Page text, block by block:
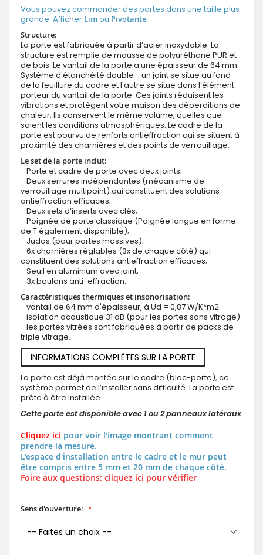
Vous pouvez commander des portes dans une taille plus
grande. Afficher Limou Pivotante
Structure:
La porte est fabriquée à partir d’acier inoxydable. La
structure est remplie de mousse de polyuréthane PUR et
de bois. Le vantail de la porte a une épaisseur de 64 mm.
Système d'étanchéité double - un joint se situe au fond
de la feuillure du cadre et l'autre se situe dans l’élément
porteur du vantail de la porte. Ces joints réduisent les
vibrations et protègent votre maison des déperditions de
chaleur. Ils conservent le même volume, quelles que
soient les conditions atmosphériques. Le cadre de la
porte est pourvu de renforts antieffraction qui se situent à
proximité des charnières et des points de verrouillage.
Le set de la porte inclut:
- Porte et cadre de porte avec deux joints;
- Deux serrures indépendantes (mécanisme de
verrouillage multipoint) qui constituent des solutions
antieffraction efficaces;
- Deux sets d’inserts avec clés;
- Poignée de porte classique (Poignée longue en forme
de T également disponible);
- Judas (pour portes massives);
- 6x charnières réglables (3x de chaque côté) qui
constituent des solutions antieffraction efficaces;
- Seuil en aluminium avec joint;
- 3x boulons anti-effraction.
Caractéristiques thermiques et insonorisation:
- vantail de 64 mm d'épaisseur, à Ud = 0,87 W/K*m2
- isolation acoustique 31 dB (pour les portes sans vitrage)
- les portes vitrées sont fabriquées à partir de packs de
triple vitrage.
INFORMATIONS COMPLÈTES SUR LA PORTE
La porte est déjà montée sur le cadre (bloc-porte), ce
système permet de l’installer sans difficulté. La porte est
prête à être installée.
Cette porte est disponible avec 1 ou 2 panneaux latéraux
Cliquez ici pour voir l’image montrant comment
prendre la mesure.
L'espace d'installation entre le cadre et le mur peut
être compris entre 5 mm et 20 mm de chaque côté.
Foire aux questions: cliquez ici pour vérifier
Sens d'ouverture: